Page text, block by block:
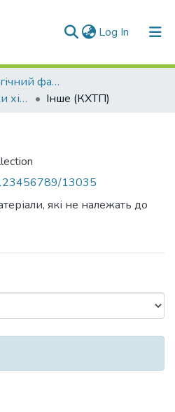
Log In (current)
Хіміко-технологічний факультет (ХТФ)
Кафедра кібернетики хіміко-технологічних процесів (КХТП)
Інше (КХТП)
13035
які не належать до